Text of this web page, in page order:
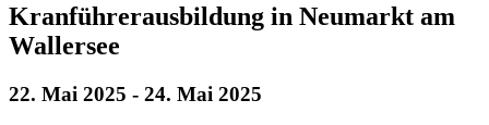
Kranführerausbildung in Neumarkt am
Wallersee
22. Mai 2025 - 24. Mai 2025